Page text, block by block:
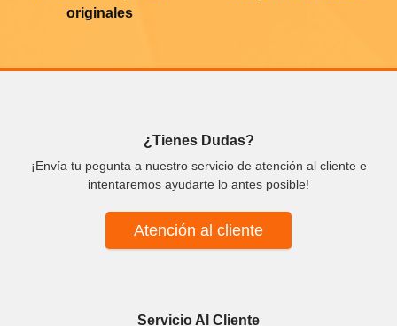
originales
¿Tienes Dudas?
¡Envía tu pegunta a nuestro servicio de atención al cliente e
intentaremos ayudarte lo antes posible!
Atención al cliente
Servicio Al Cliente